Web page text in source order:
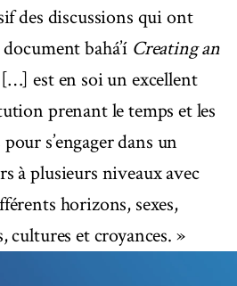
des discussions qui ont
bahá’í Creating an
est en soi un excellent
prenant le temps et les
s’engager dans un
à plusieurs niveaux avec
horizons, sexes,
cultures et croyances. »